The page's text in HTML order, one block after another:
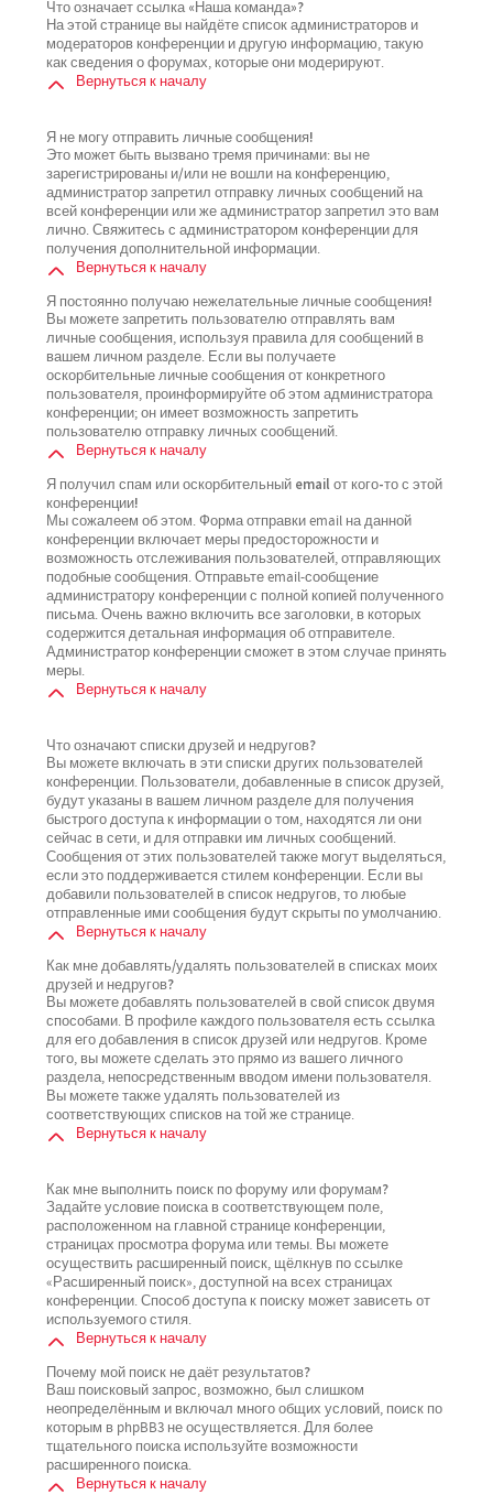
Что означает ссылка «Наша команда»?
На этой странице вы найдёте список администраторов и
модераторов конференции и другую информацию, такую
как сведения о форумах, которые они модерируют.
Вернуться к началу
Я не могу отправить личные сообщения!
Это может быть вызвано тремя причинами: вы не
зарегистрированы и/или не вошли на конференцию,
администратор запретил отправку личных сообщений на
всей конференции или же администратор запретил это вам
лично. Свяжитесь с администратором конференции для
получения дополнительной информации.
Вернуться к началу
Я постоянно получаю нежелательные личные сообщения!
Вы можете запретить пользователю отправлять вам
личные сообщения, используя правила для сообщений в
вашем личном разделе. Если вы получаете
оскорбительные личные сообщения от конкретного
пользователя, проинформируйте об этом администратора
конференции; он имеет возможность запретить
пользователю отправку личных сообщений.
Вернуться к началу
Я получил спам или оскорбительный email от кого-то с этой
конференции!
Мы сожалеем об этом. Форма отправки email на данной
конференции включает меры предосторожности и
возможность отслеживания пользователей, отправляющих
подобные сообщения. Отправьте email-сообщение
администратору конференции с полной копией полученного
письма. Очень важно включить все заголовки, в которых
содержится детальная информация об отправителе.
Администратор конференции сможет в этом случае принять
меры.
Вернуться к началу
Что означают списки друзей и недругов?
Вы можете включать в эти списки других пользователей
конференции. Пользователи, добавленные в список друзей,
будут указаны в вашем личном разделе для получения
быстрого доступа к информации о том, находятся ли они
сейчас в сети, и для отправки им личных сообщений.
Сообщения от этих пользователей также могут выделяться,
если это поддерживается стилем конференции. Если вы
добавили пользователей в список недругов, то любые
отправленные ими сообщения будут скрыты по умолчанию.
Вернуться к началу
Как мне добавлять/удалять пользователей в списках моих
друзей и недругов?
Вы можете добавлять пользователей в свой список двумя
способами. В профиле каждого пользователя есть ссылка
для его добавления в список друзей или недругов. Кроме
того, вы можете сделать это прямо из вашего личного
раздела, непосредственным вводом имени пользователя.
Вы можете также удалять пользователей из
соответствующих списков на той же странице.
Вернуться к началу
Как мне выполнить поиск по форуму или форумам?
Задайте условие поиска в соответствующем поле,
расположенном на главной странице конференции,
страницах просмотра форума или темы. Вы можете
осуществить расширенный поиск, щёлкнув по ссылке
«Расширенный поиск», доступной на всех страницах
конференции. Способ доступа к поиску может зависеть от
используемого стиля.
Вернуться к началу
Почему мой поиск не даёт результатов?
Ваш поисковый запрос, возможно, был слишком
неопределённым и включал много общих условий, поиск по
которым в phpBB3 не осуществляется. Для более
тщательного поиска используйте возможности
расширенного поиска.
Вернуться к началу